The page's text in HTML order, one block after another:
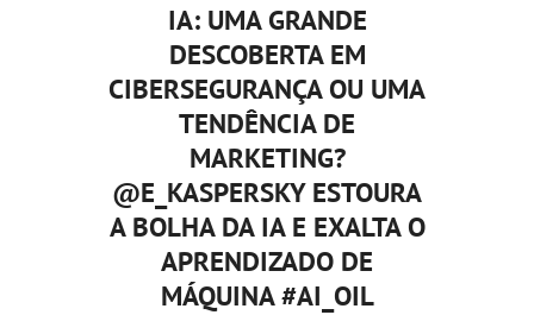
IA: UMA GRANDE
DESCOBERTA EM
CIBERSEGURANÇA OU UMA
TENDÊNCIA DE
MARKETING?
@E_KASPERSKY ESTOURA
A BOLHA DA IA E EXALTA O
APRENDIZADO DE
MÁQUINA #AI_OIL